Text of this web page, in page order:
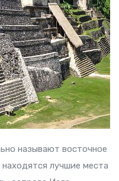
называют восточное
лучшие места